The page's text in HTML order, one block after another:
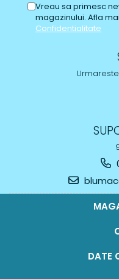
Vreau sa primesc
magazinului. Afla
Confidentialitate
DATE